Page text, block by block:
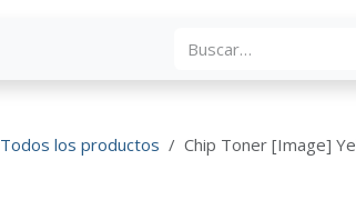
Convocatoria
Todos los productos Chip Toner [Image]